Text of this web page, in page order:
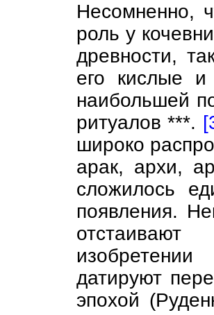
Несомненно,
роль у
древности,
его кислые и
наибольшей
ритуалов ***.
широко
арак, архи,
сложилось
появления.
датируют
эпохой